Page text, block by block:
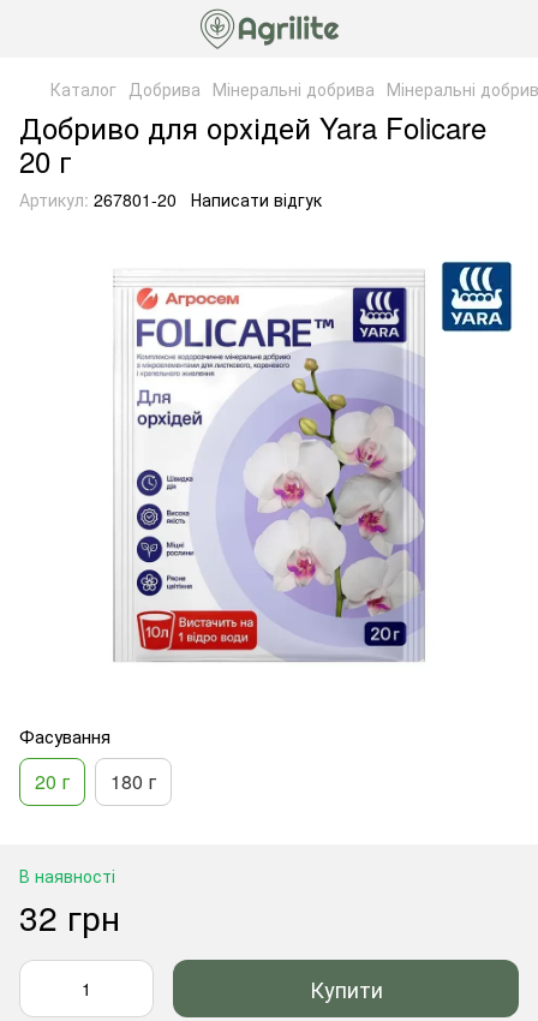
Каталог Добрива Мінеральні добрива Мінеральні
Добриво для орхідей Yara Folicare
20 г
Артикул: 267801-20 Написати відгук
Фасування
20 г 180 г
В наявності
32 грн
Купити